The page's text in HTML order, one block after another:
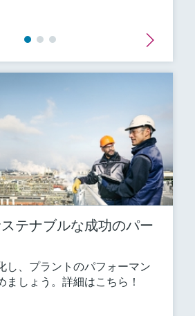
テナブルな成功のパー
し、プラントのパフォーマン
ましょう。詳細はこちら！